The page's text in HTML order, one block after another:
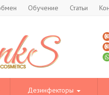
Обучение Статьи
Дезинфекторы